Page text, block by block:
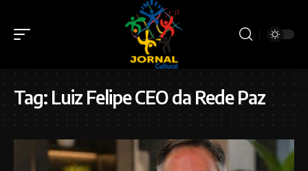
Tag: Luiz Felipe CEO da Rede Paz